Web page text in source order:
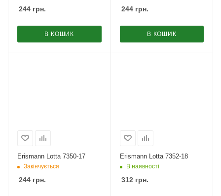
244 грн.
В КОШИК
244грн.
В КОШИК
Erismann Lotta 7350-17
Закінчується
244 грн.
Erismann Lotta 7352-18
В наявності
312 грн.